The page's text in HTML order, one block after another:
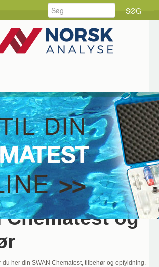
FORSIDE
KUNDEHISTORIER
DOWNLOAD
JOB HOS CKE
OM CKE
KONTAKT OS
Chematest
bestilling af
Chematest og
du her din SWAN Chematest, tilbehør og opfyldning.